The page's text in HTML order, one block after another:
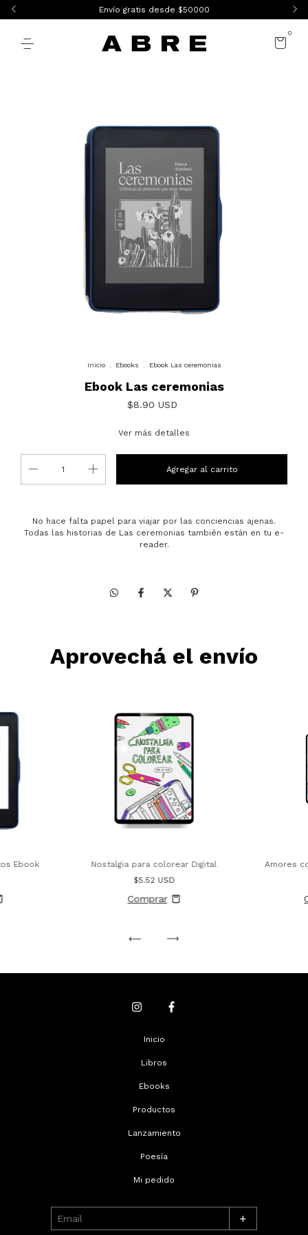
Envío gratis desde $50000
0
Inicio Ebooks Ebook Las ceremonias
Ebook Las ceremonias
$8.90 USD
Ver más detalles
No hace falta papel para viajar por las conciencias ajenas.
Todas las historias de Las ceremonias también están en tu e-
reader.
Aprovechá el envío
Ebook
Nostalgia para colorear Digital
$5.52 USD
Amores
Inicio
Libros
Ebooks
Productos
Lanzamiento
Poesía
Mi pedido
+